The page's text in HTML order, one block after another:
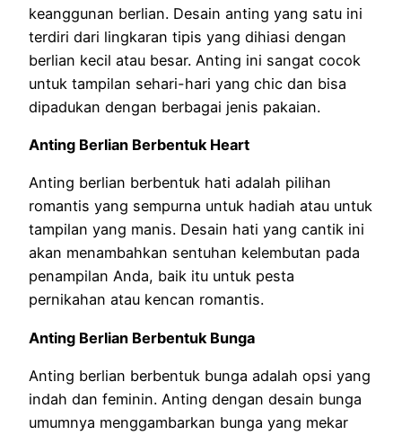
keanggunan berlian. Desain anting yang satu ini
terdiri dari lingkaran tipis yang dihiasi dengan
berlian kecil atau besar. Anting ini sangat cocok
untuk tampilan sehari-hari yang chic dan bisa
dipadukan dengan berbagai jenis pakaian.
Anting Berlian Berbentuk Heart
Anting berlian berbentuk hati adalah pilihan
romantis yang sempurna untuk hadiah atau untuk
tampilan yang manis. Desain hati yang cantik ini
akan menambahkan sentuhan kelembutan pada
penampilan Anda, baik itu untuk pesta
pernikahan atau kencan romantis.
Anting Berlian Berbentuk Bunga
Anting berlian berbentuk bunga adalah opsi yang
indah dan feminin. Anting dengan desain bunga
umumnya menggambarkan bunga yang mekar